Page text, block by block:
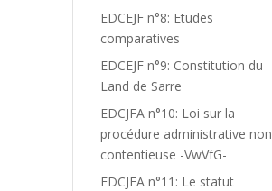
EDCEJF n°8: Etudes
comparatives
EDCEJF n°9: Constitution du
Land de Sarre
EDCJFA n°10: Loi sur la
procédure administrative non
contentieuse -VwVfG-
EDCJFA n°11: Le statut